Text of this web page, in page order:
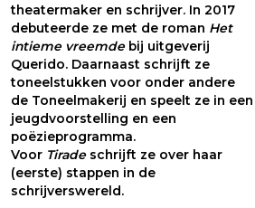
theatermaker en schrijver. In 2017
debuteerde ze met de roman Het
intieme vreemdebij uitgeverij
Querido. Daarnaast schrijft ze
toneelstukken voor onder andere
de Toneelmakerij en speelt ze in een
jeugdvoorstelling en een
poëzieprogramma.
Voor Tiradeschrijft ze over haar
(eerste) stappen in de
schrijverswereld.